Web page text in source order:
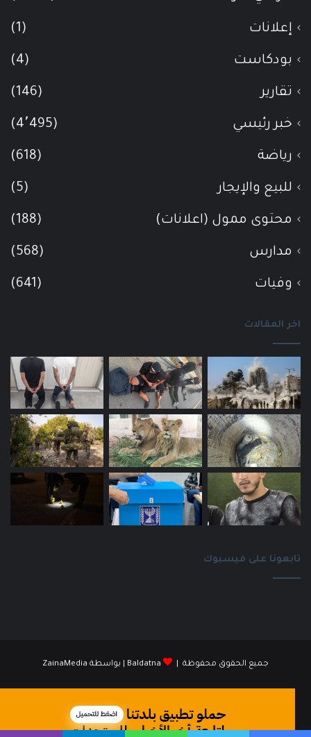
إعلانات (1)
بودكاست (4)
تقارير (146)
خبر رئيسي (4٬495)
رياضة (618)
للبيع والإيجار (5)
محتوى ممول (اعلانات) (188)
مدارس (568)
وفيات (641)
اخر المقالات
تابعونا على فيسبوك
جميع الحقوق محفوظة | Baldatna | بواسطة ZainaMedia